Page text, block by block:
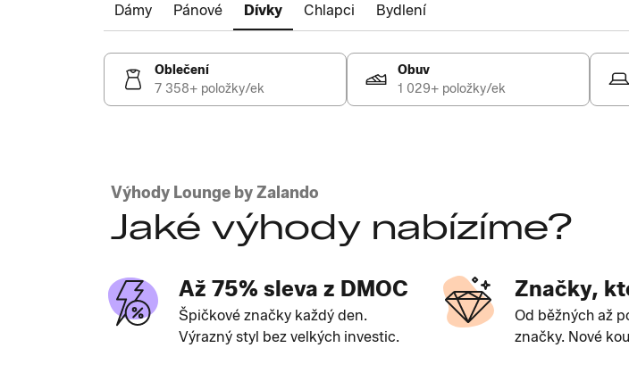
Dámy Pánové Dívky Chlapci Bydlení
Oblečení
7 358+ položky/ek
Obuv
1 029+ položky/ek
Výhody Lounge by Zalando
Jaké výhody nabízíme?
Až 75% sleva z DMOC
Špičkové značky každý den.
Výrazný styl bez velkých investic.
Značky,
Od běžných až
značky. Nové